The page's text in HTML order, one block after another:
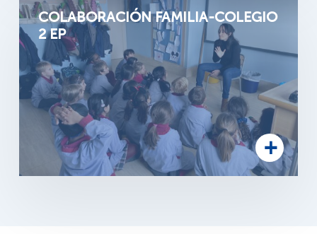
COLABORACIÓN FAMILIA-COLEGIO
2 EP